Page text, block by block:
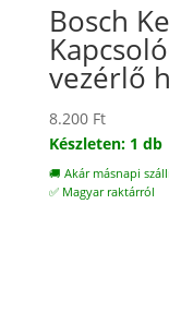
Bosch
vezérlő
8.200 Ft
Készleten: 1 db
🚚 Akár másnapi
✅ Magyar raktárról